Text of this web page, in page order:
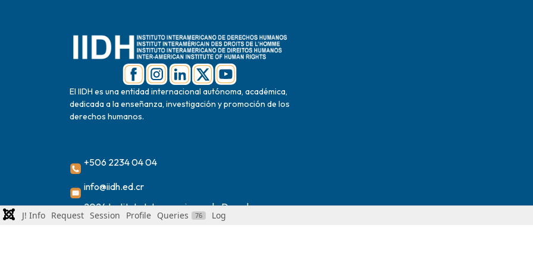
El IIDH es una entidad internacional autónoma, académica,
dedicada a la enseñanza, investigación y promoción de los
derechos humanos.
+506 2234 04 04
info@iidh.ed.cr
2024 Instituto Interamericano de Derechos
Humanos
J! Info Request Session Profile Queries 76 Log